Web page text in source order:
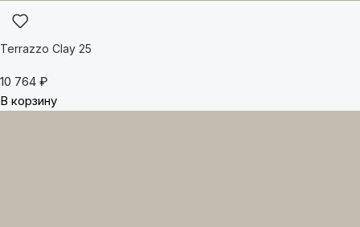
Terrazzo Clay 25
10 764 ₽
В корзину